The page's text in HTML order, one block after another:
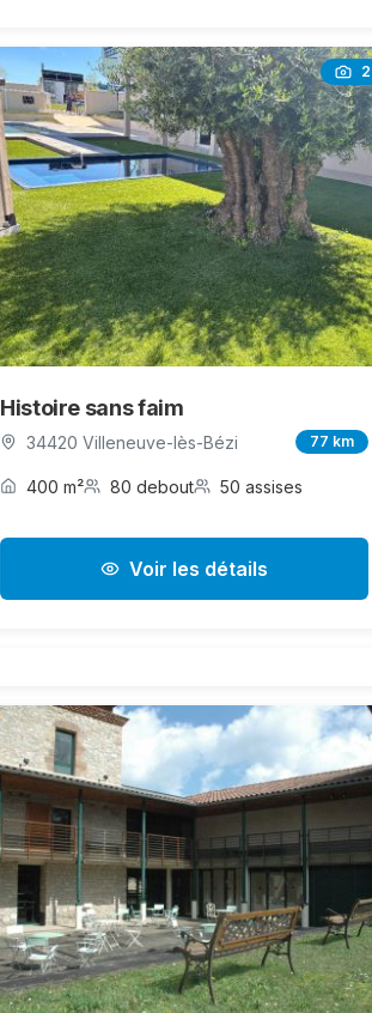
2
Histoire sans faim
34420 Villeneuve-lès-Bézi 77 km
400 m² 80 debout 50 assises
Voir les détails